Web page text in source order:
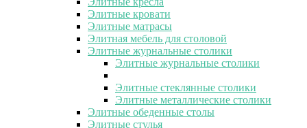
Элитные кровати
Элитные матрасы
Элитная мебель для столовой
Элитные журнальные столики
Элитные журнальные столики
Элитные стеклянные столики
Элитные металлические столики
Элитные обеденные столы
Элитные стулья